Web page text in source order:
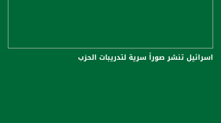
اسرائيل تنشر صوراً سرية لتدريبات الحزب